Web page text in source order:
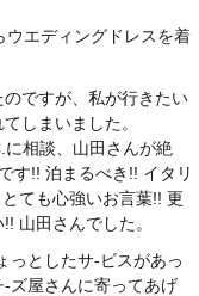
ウエディングドレスを着
ですが、私が行きたい
しまいました。
相談、山田さんが絶
す!! 泊まるべき!! イタリ
ても心強いお言葉!! 更
山田さんでした。
っとしたサ-ビスがあっ
ズ屋さんに寄ってあげ